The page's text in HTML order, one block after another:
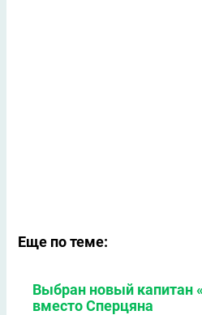
Еще по теме:
Выбран новый капитан
вместо Сперцяна